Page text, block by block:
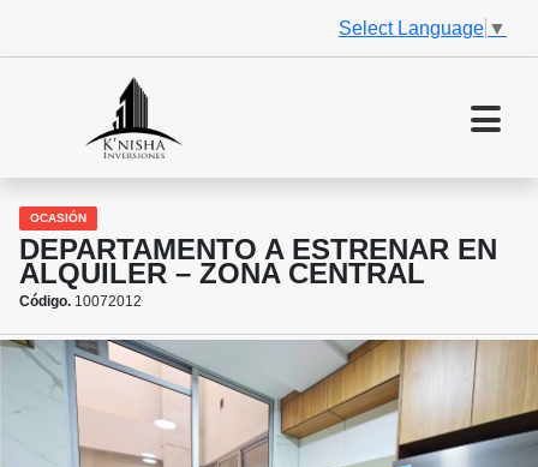
Select Language ▼
OCASIÓN
DEPARTAMENTO A ESTRENAR EN
ALQUILER – ZONA CENTRAL
Código. 10072012